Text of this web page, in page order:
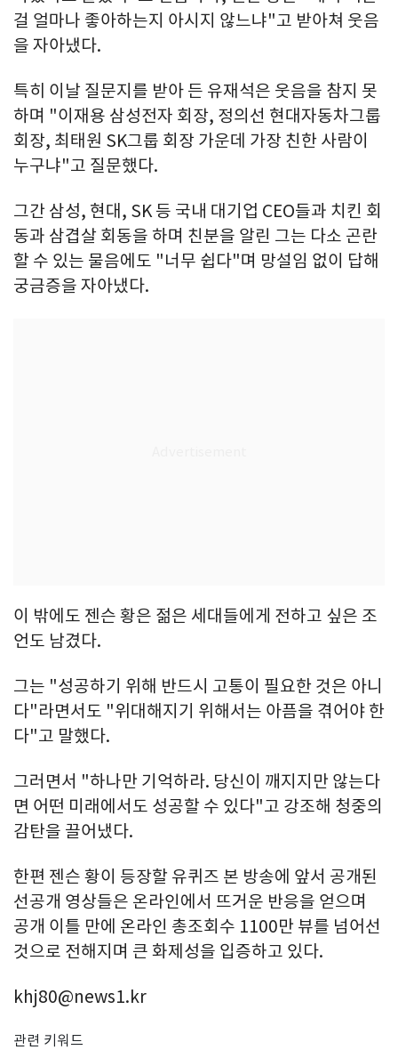
걸 얼마나 좋아하는지 아시지 않느냐"고 받아쳐 웃음
을 자아냈다.
특히 이날 질문지를 받아 든 유재석은 웃음을 참지 못
하며 "이재용 삼성전자 회장, 정의선 현대자동차그룹
회장, 최태원 SK그룹 회장 가운데 가장 친한 사람이
누구냐"고 질문했다.
그간 삼성, 현대, SK 등 국내 대기업 CEO들과 치킨 회
동과 삼겹살 회동을 하며 친분을 알린 그는 다소 곤란
할 수 있는 물음에도 "너무 쉽다"며 망설임 없이 답해
궁금증을 자아냈다.
이 밖에도 젠슨 황은 젊은 세대들에게 전하고 싶은 조
언도 남겼다.
그는 "성공하기 위해 반드시 고통이 필요한 것은 아니
다"라면서도 "위대해지기 위해서는 아픔을 겪어야 한
다"고 말했다.
그러면서 "하나만 기억하라. 당신이 깨지지만 않는다
면 어떤 미래에서도 성공할 수 있다"고 강조해 청중의
감탄을 끌어냈다.
한편 젠슨 황이 등장할 유퀴즈 본 방송에 앞서 공개된
선공개 영상들은 온라인에서 뜨거운 반응을 얻으며
공개 이틀 만에 온라인 총조회수 1100만 뷰를 넘어선
것으로 전해지며 큰 화제성을 입증하고 있다.
khj80@news1.kr
관련 키워드